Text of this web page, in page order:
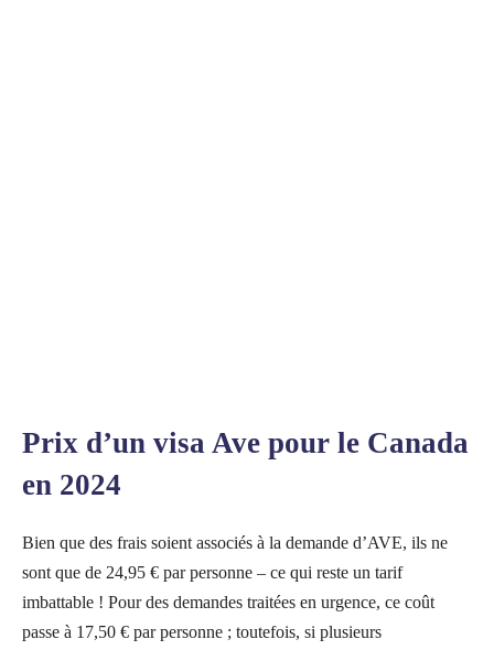
Prix d’un visa Ave pour le Canada
en 2024
Bien que des frais soient associés à la demande d’AVE, ils ne
sont que de 24,95 € par personne – ce qui reste un tarif
imbattable ! Pour des demandes traitées en urgence, ce coût
passe à 17,50 € par personne ; toutefois, si plusieurs